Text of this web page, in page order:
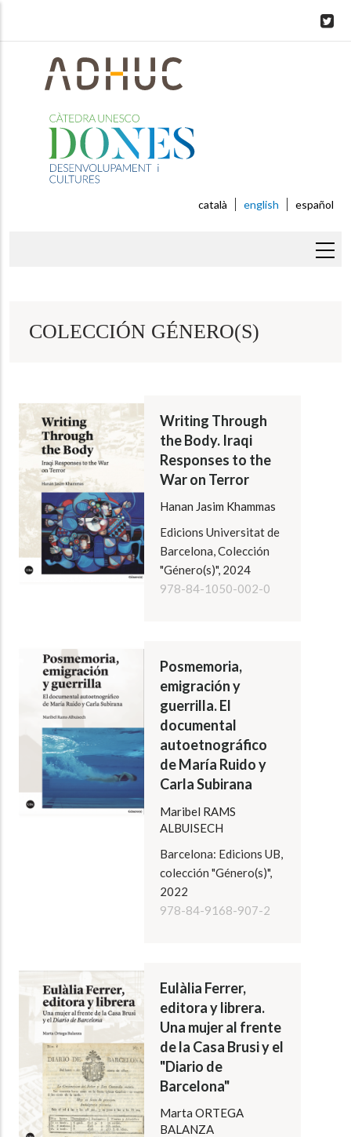
català english español
COLECCIÓN GÉNERO(S)
Writing Through
the Body. Iraqi
Responses to the
War on Terror
Hanan Jasim Khammas
Edicions Universitat de
Barcelona, Colección
"Género(s)", 2024
978-84-1050-002-0
Posmemoria,
emigración y
guerrilla. El
documental
autoetnográfico
de María Ruido y
Carla Subirana
Maribel RAMS
ALBUISECH
Barcelona: Edicions UB,
colección "Género(s)",
2022
978-84-9168-907-2
Eulàlia Ferrer,
editora y librera.
Una mujer al frente
de la Casa Brusi y el
"Diario de
Barcelona"
Marta ORTEGA
BALANZA